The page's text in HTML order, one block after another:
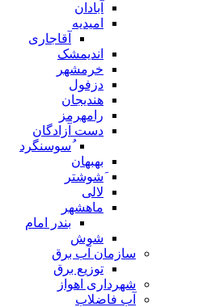
آبادان
امیدیه
آقاجاری
اندیمشک
خرمشهر
دزفول
هندیجان
رامهرمز
دست آزادگان
ُسوسنگرد
بهبهان
َشوشتر
لالی
ماهشهر
بندر امام
شوش
سازمان آب برق
توزیع برق
شهرداری اهواز
آب فاضلاب